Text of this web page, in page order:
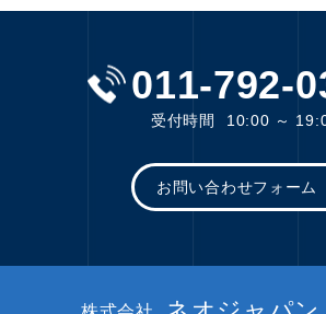
011-792-
受付時間 10:00 ～
お問い合わせフォーム